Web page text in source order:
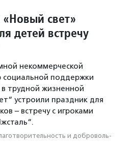
свет»
детей встречу
некоммерческой
социальной поддержки
трудной жизненной
устроили праздник для
– встречу с игроками
и доброволь­